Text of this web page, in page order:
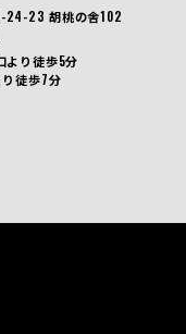
24-23 胡桃の舎102
より徒歩5分
り徒歩7分